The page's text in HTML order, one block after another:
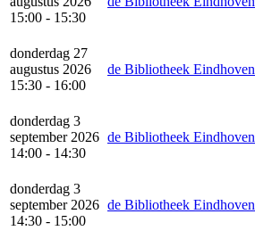
15:00 - 15:30
donderdag 27
augustus 2026
15:30 - 16:00
de Bibliotheek Eindhoven
donderdag 3
september 2026
14:00 - 14:30
de Bibliotheek Eindhoven
donderdag 3
september 2026
14:30 - 15:00
de Bibliotheek Eindhoven